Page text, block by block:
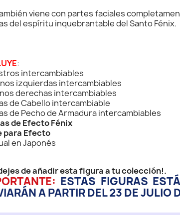
viene con partes faciales
del espíritu inquebrantable del Santo Fénix.
:
intercambiables
izquierdas intercambiables
derechas intercambiables
de Cabello intercambiable
de Pecho de Armadura intercambiables
de Efecto Fénix
para Efecto
en Japonés
de añadir esta figura a tu colección!.
ESTAS FIGURAS
A PARTIR DEL 23 DE JULIO